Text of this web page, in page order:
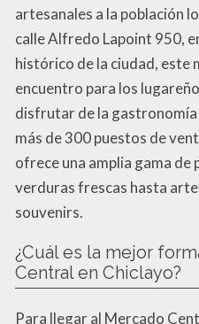
artesanales a la población
calle Alfredo Lapoint 950,
histórico de la ciudad, este
encuentro para los
disfrutar de la gastronomía
más de 300 puestos de
ofrece una amplia gama
verduras frescas hasta
souvenirs.
¿Cuál es la mejor
Central en Chiclayo?
Para llegar al Mercado